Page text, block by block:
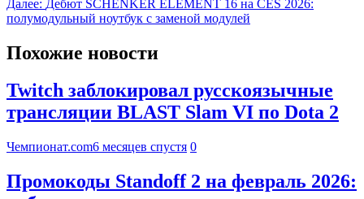
Далее: Дебют SCHENKER ELEMENT 16 на CES 2026:
полумодульный ноутбук с заменой модулей
Похожие новости
Twitch заблокировал русскоязычные
трансляции BLAST Slam VI по Dota 2
Чемпионат.com6 месяцев спустя 0
Промокоды Standoff 2 на февраль 2026: